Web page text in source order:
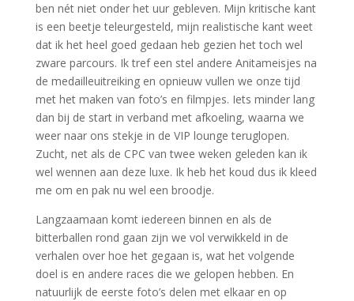
ben nét niet onder het uur gebleven. Mijn kritische kant
is een beetje teleurgesteld, mijn realistische kant weet
dat ik het heel goed gedaan heb gezien het toch wel
zware parcours. Ik tref een stel andere Anitameisjes na
de medailleuitreiking en opnieuw vullen we onze tijd
met het maken van foto’s en filmpjes. Iets minder lang
dan bij de start in verband met afkoeling, waarna we
weer naar ons stekje in de VIP lounge teruglopen.
Zucht, net als de CPC van twee weken geleden kan ik
wel wennen aan deze luxe. Ik heb het koud dus ik kleed
me om en pak nu wel een broodje.
Langzaamaan komt iedereen binnen en als de
bitterballen rond gaan zijn we vol verwikkeld in de
verhalen over hoe het gegaan is, wat het volgende
doel is en andere races die we gelopen hebben. En
natuurlijk de eerste foto’s delen met elkaar en op